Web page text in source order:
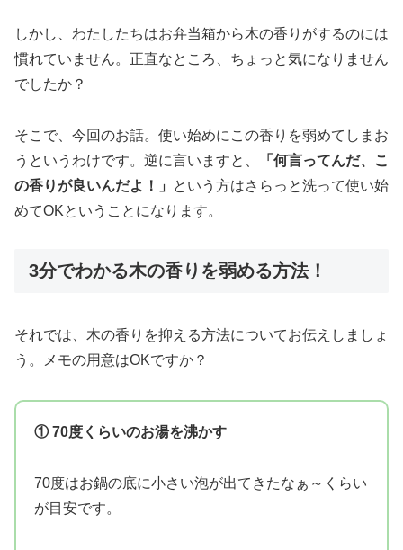
しかし、わたしたちはお弁当箱から木の香りがするのには
慣れていません。正直なところ、ちょっと気になりません
でしたか？
そこで、今回のお話。使い始めにこの香りを弱めてしまお
うというわけです。逆に言いますと、
「何言ってんだ、こ
の香りが良いんだよ！」
という方はさらっと洗って使い始
めてOKということになります。
3分でわかる木の香りを弱める方法！
それでは、木の香りを抑える方法についてお伝えしましょ
う。メモの用意はOKですか？
① 70度くらいのお湯を沸かす
70度はお鍋の底に小さい泡が出てきたなぁ～くらい
が目安です。